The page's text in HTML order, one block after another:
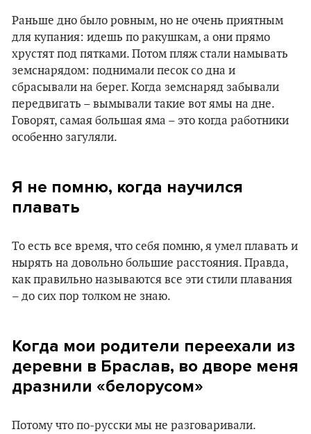
Раньше дно было ровным, но не очень приятным
для купания: идешь по ракушкам, а они прямо
хрустят под пятками. Потом пляж стали намывать
земснарядом: поднимали песок со дна и
сбрасывали на берег. Когда земснаряд забывали
передвигать – вымывали такие вот ямы на дне.
Говорят, самая большая яма – это когда работники
особенно загуляли.
Я не помню, когда научился
плавать
То есть все время, что себя помню, я умел плавать и
нырять на довольно большие расстояния. Правда,
как правильно называются все эти стили плавания
– до сих пор толком не знаю.
Когда мои родители переехали из
деревни в Браслав, во дворе меня
дразнили «белорусом»
Потому что по-русски мы не разговаривали.